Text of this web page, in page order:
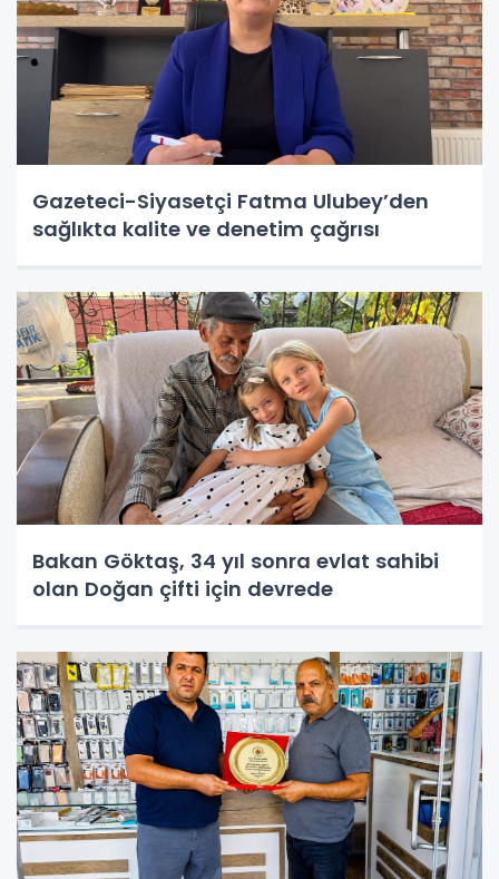
Gazeteci-Siyasetçi Fatma Ulubey’den
sağlıkta kalite ve denetim çağrısı
Bakan Göktaş, 34 yıl sonra evlat sahibi
olan Doğan çifti için devrede